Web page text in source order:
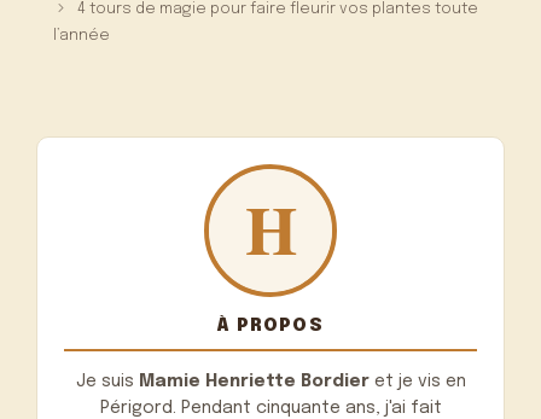
4 tours de magie pour faire fleurir vos plantes toute
l’année
À PROPOS
Je suis Mamie Henriette Bordieret je vis en
Périgord. Pendant cinquante ans, j'ai fait